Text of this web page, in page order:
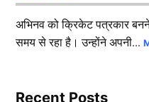
अभिनव को क्रिकेट पत्रकार
समय से रहा है। उन्होंने अपनी...
Recent Posts